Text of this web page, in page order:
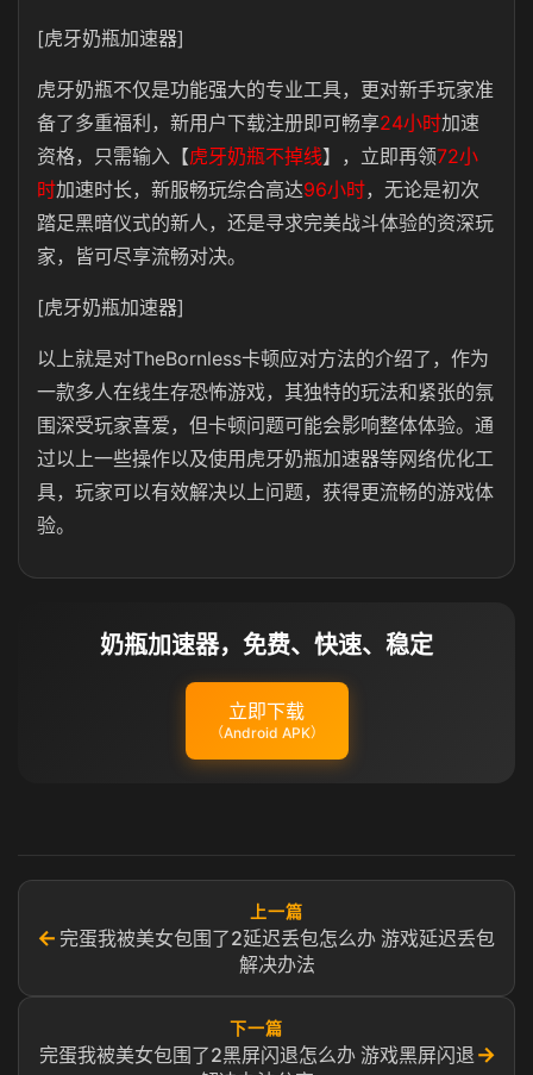
[虎牙奶瓶加速器]
虎牙奶瓶不仅是功能强大的专业工具，更对新手玩家准
备了多重福利，新用户下载注册即可畅享24小时加速
资格，只需输入【虎牙奶瓶不掉线】，立即再领72小
时加速时长，新服畅玩综合高达96小时，无论是初次
踏足黑暗仪式的新人，还是寻求完美战斗体验的资深玩
家，皆可尽享流畅对决。
[虎牙奶瓶加速器]
以上就是对TheBornless卡顿应对方法的介绍了，作为
一款多人在线生存恐怖游戏，其独特的玩法和紧张的氛
围深受玩家喜爱，但卡顿问题可能会影响整体体验。通
过以上一些操作以及使用虎牙奶瓶加速器等网络优化工
具，玩家可以有效解决以上问题，获得更流畅的游戏体
验。
奶瓶加速器，免费、快速、稳定
立即下载
（Android APK）
←
上一篇
完蛋我被美女包围了2延迟丢包怎么办 游戏延迟丢包
解决办法
下一篇
完蛋我被美女包围了2黑屏闪退怎么办 游戏黑屏闪退 →